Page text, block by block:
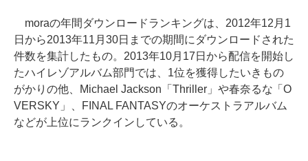
moraの年間ダウンロードランキングは、2012年12月1
日から2013年11月30日までの期間にダウンロードされた
件数を集計したもの。2013年10月17日から配信を開始し
たハイレゾアルバム部門では、1位を獲得したいきもの
がかりの他、Michael Jackson「Thriller」や春奈るな「O
VERSKY」、FINAL FANTASYのオーケストラアルバム
などが上位にランクインしている。